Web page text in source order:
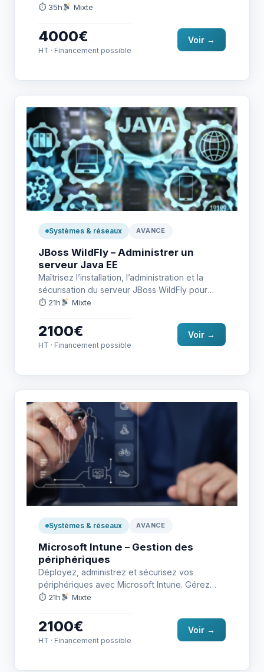
intégrant les meilleures pratiques pour la
⏱ 35h Mixte
4000€
HT · Financement possible
Voir →
Systèmes & réseaux AVANCE
JBoss WildFly – Administrer un
serveur Java EE
Maîtrisez l’installation, l’administration et la
sécurisation du serveur JBoss WildFly pour
héberger des applications Java EE robustes
⏱ 21h Mixte
2100€
HT · Financement possible
Voir →
Systèmes & réseaux AVANCE
Microsoft Intune – Gestion des
périphériques
Déployez, administrez et sécurisez vos
périphériques avec Microsoft Intune. Gérez
l’ensemble de votre parc en mobilité, dans un…
⏱ 21h Mixte
2100€
HT · Financement possible
Voir →